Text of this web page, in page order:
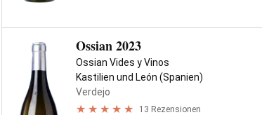
Ossian 2023
Ossian Vides y Vinos
Kastilien und León (Spanien)
Verdejo
13 Rezensionen